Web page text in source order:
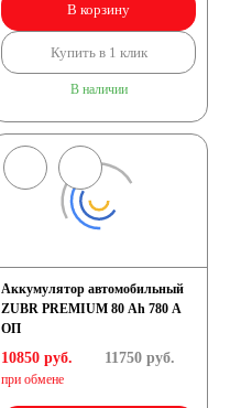
В корзину
Купить в 1 клик
В наличии
Аккумулятор автомобильный
ZUBR PREMIUM 80 Ah 780 A
ОП
10850 руб.
при обмене
11750руб.